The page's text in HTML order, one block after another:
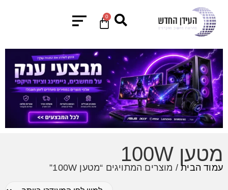
0
מטען 100W
עמוד הבית/ מוצרים המתויגים “מטען 100W”